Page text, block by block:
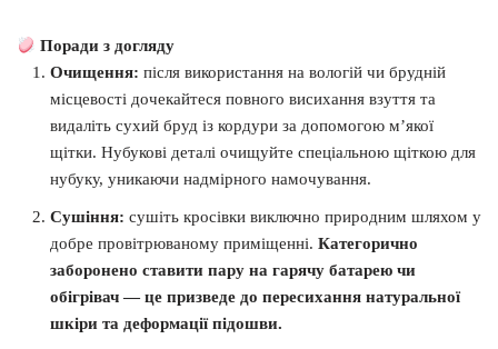
Поради з догляду
Очищення: після використання на вологій чи брудній
місцевості дочекайтеся повного висихання взуття та
видаліть сухий бруд із кордури за допомогою м’якої
щітки. Нубукові деталі очищуйте спеціальною щіткою для
нубуку, уникаючи надмірного намочування.
Сушіння: сушіть кросівки виключно природним шляхом у
добре провітрюваному приміщенні. Категорично
заборонено ставити пару на гарячу батарею чи
обігрівач — це призведе до пересихання натуральної
шкіри та деформації підошви.